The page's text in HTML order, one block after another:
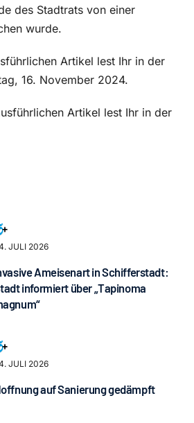
des Stadtrats von einer
wurde.
Artikel lest Ihr in der
16. November 2024.
Artikel lest Ihr in der
JULI 2026
Ameisenart in Schifferstadt:
informiert über „Tapinoma
JULI 2026
auf Sanierung gedämpft